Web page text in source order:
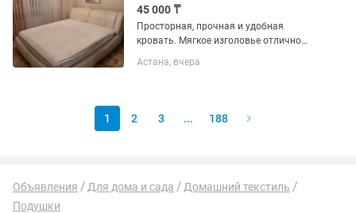
45 000 ₸
Просторная, прочная и удобная
кровать. Мягкое изголовье отлично
почитать перед сном или посмотреть
Астана, вчера
1 2 3 ... 188
Объявления Для дома и сада
Домашний текстиль
Подушки